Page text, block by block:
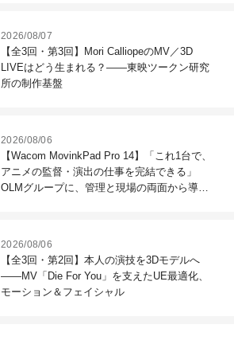
2026/08/07
【全3回・第3回】Mori CalliopeのMV／3D
LIVEはどう生まれる？――東映ツークン研究
所の制作基盤
2026/08/06
【Wacom MovinkPad Pro 14】「これ1台で、
アニメの監督・演出の仕事を完結できる」
OLMグループに、管理と現場の両面から導入
2026/08/06
【全3回・第2回】本人の演技を3Dモデルへ
――MV「Die For You」を支えたUE最適化、
モーション＆フェイシャル